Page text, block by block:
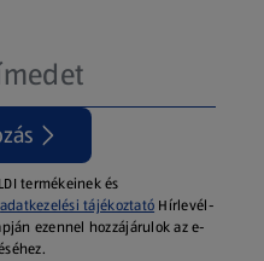
termékeinek és
adatkezelési tájékoztató Hírlevél-
ezennel hozzájárulok az e-